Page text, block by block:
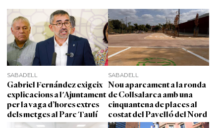
SABADELL
Gabriel Fernández exigeix
explicacions a l'Ajuntament
per la vaga d’hores extres
dels metges al Parc Taulí
SABADELL
Nou aparcament a la ronda
de Collsalarca amb una
cinquantena de places al
costat del Pavelló del Nord